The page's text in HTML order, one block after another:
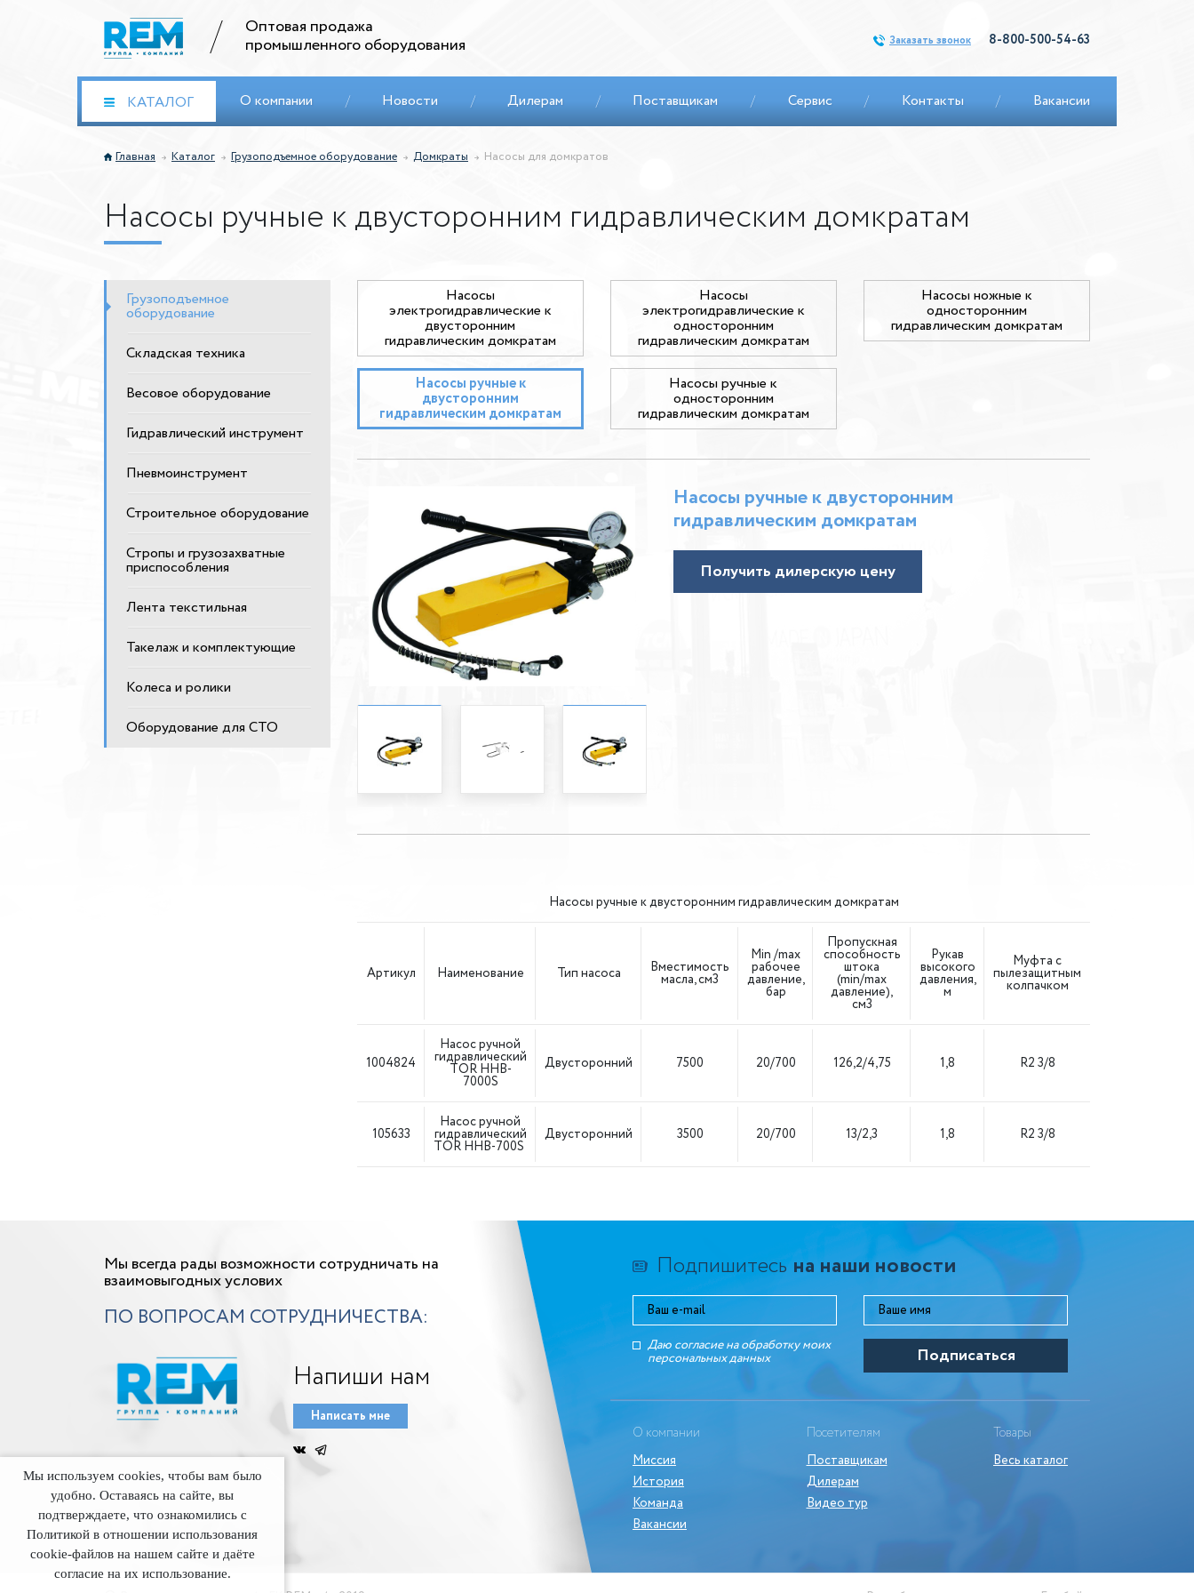
Оптовая продажа
промышленного оборудования
Заказать звонок 8-800-500-54-63
КАТАЛОГ О компании / Новости / Дилерам / Поставщикам / Сервис / Контакты / Вакансии
Главная Каталог Грузоподъемное оборудование Домкраты Насосы для домкратов
Насосы ручные к двусторонним гидравлическим домкратам
Грузоподъемное
оборудование
Складская техника
Весовое оборудование
Гидравлический инструмент
Пневмоинструмент
Строительное оборудование
Стропы и грузозахватные
приспособления
Лента текстильная
Такелаж и комплектующие
Колеса и ролики
Оборудование для СТО
Насосы
электрогидравлические к
двусторонним
гидравлическим домкратам
Насосы
электрогидравлические к
односторонним
гидравлическим домкратам
Насосы ножные к
односторонним
гидравлическим домкратам
Насосы ручные к
двусторонним
гидравлическим домкратам
Насосы ручные к
односторонним
гидравлическим домкратам
Насосы ручные к двусторонним
гидравлическим домкратам
Получить дилерскую цену
Насосы ручные к двусторонним гидравлическим домкратам
Артикул Наименование Тип насоса Вместимость
масла, см3
Min /max
рабочее
давление,
бар
Пропускная
способность
штока
(min/max
давление),
см3
Рукав
высокого
давления,
м
Муфта с
пылезащитным
колпачком
1004824
Насос ручной
гидравлический
TOR HHB-
7000S
Двусторонний 7500 20/700 126,2/4,75 1,8 R2 3/8
105633
Насос ручной
гидравлический
TOR HHB-700S
Двусторонний 3500 20/700 13/2,3 1,8 R2 3/8
Мы всегда рады возможности сотрудничать на
взаимовыгодных услових
ПО ВОПРОСАМ СОТРУДНИЧЕСТВА:
Напиши нам
Написать мне
Подпишитесьна наши новости
Даю согласие на обработку моих
персональных данныx
О компании
Миссия
История
Команда
Вакансии
Посетителям
Поставщикам
Дилерам
Видео тур
Товары
Весь каталог
Мы используем cookies, чтобы вам было
удобно. Оставаясь на сайте, вы
подтверждаете, что ознакомились с
Политикой в отношении использования
cookie-файлов на нашем сайте и даёте
согласие на их использование.